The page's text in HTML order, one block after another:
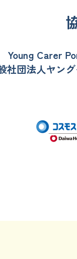
Young Carer
社団法人ヤン